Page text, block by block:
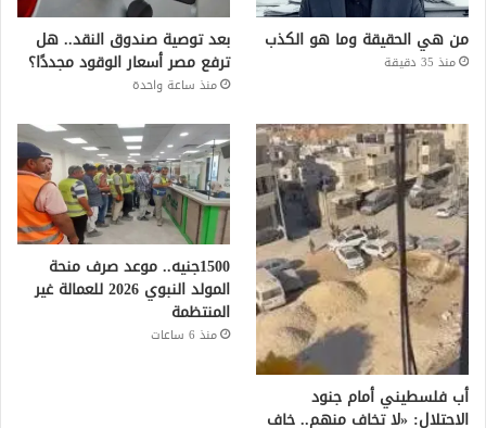
من هي الحقيقة وما هو الكذب
منذ 35 دقيقة
بعد توصية صندوق النقد.. هل
ترفع مصر أسعار الوقود مجددًا؟
منذ ساعة واحدة
أب فلسطيني أمام جنود
الاحتلال: «لا تخاف منهم.. خاف
1500جنيه.. موعد صرف منحة
المولد النبوي 2026 للعمالة غير
المنتظمة
منذ 6 ساعات